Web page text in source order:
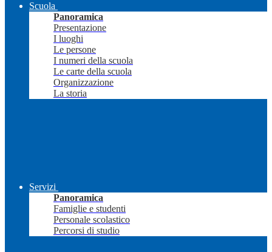
Scuola
Panoramica
Presentazione
I luoghi
Le persone
I numeri della scuola
Le carte della scuola
Organizzazione
La storia
Servizi
Panoramica
Famiglie e studenti
Personale scolastico
Percorsi di studio